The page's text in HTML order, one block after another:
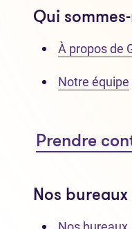
Qui
À propos de
Notre équipe
Prendre
Nos bureaux